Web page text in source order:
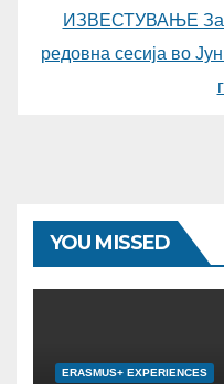
ИЗВЕСТУВАЊЕ За
редовна сесија во
YOU MISSED
ERASMUS+ EXPERIENCES